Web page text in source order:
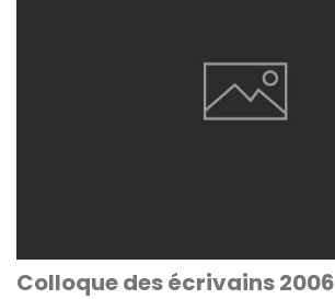
Colloque des écrivains 2006